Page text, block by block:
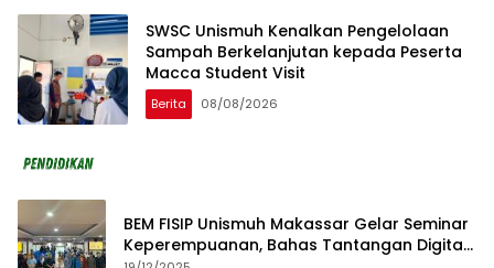
SWSC Unismuh Kenalkan Pengelolaan
Sampah Berkelanjutan kepada Peserta
Macca Student Visit
Berita 08/08/2026
BEM FISIP Unismuh Makassar Gelar Seminar
Keperempuanan, Bahas Tantangan Digital